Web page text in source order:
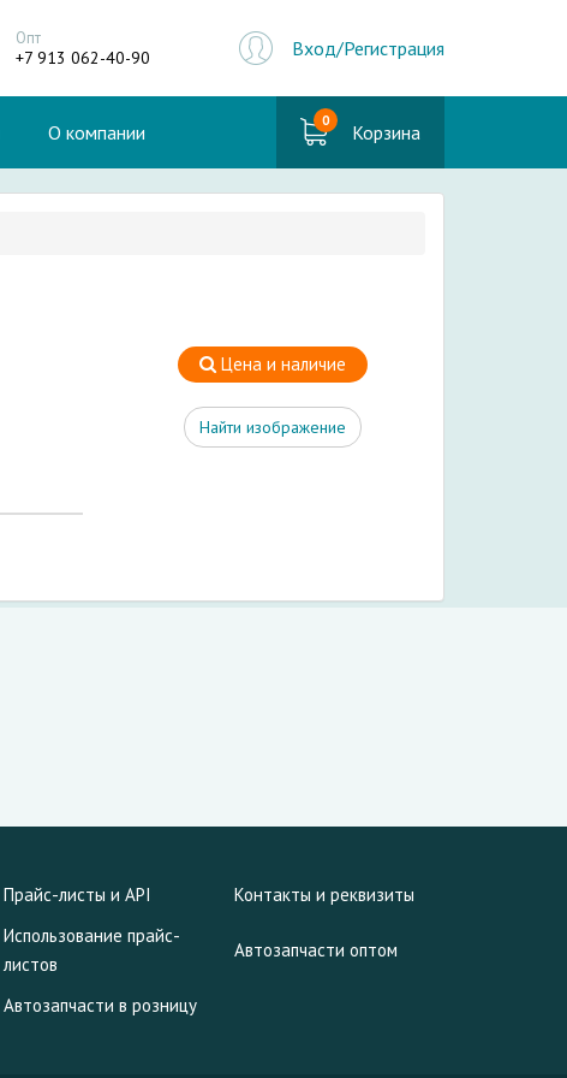
Опт
+7 913 062-40-90 Вход/Регистрация
О компании 0 Корзина
Цена и наличие
Найти изображение
Прайс-листы и API Контакты и реквизиты
Использование прайс-
листов
Автозапчасти оптом
Автозапчасти в розницу